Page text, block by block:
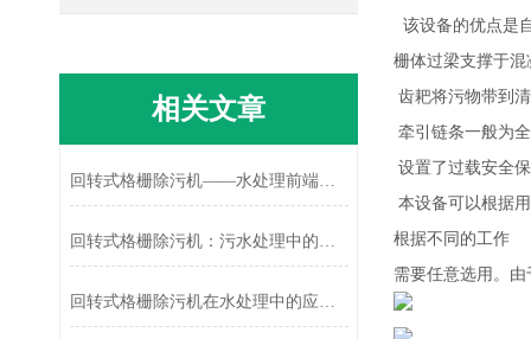
该设备的优点是
栅体过梁支撑于
齿耙将污物带到
牵引链条一般为
设置了过载安全
本设备可以根据
根据不同的工作
需要任意选用。
相关文章
回转式格栅除污机——水处理前端拦截的连续作业设备
回转式格栅除污机：污水处理中的高效固液分离器
回转式格栅除污机在水处理中的应用效果分析